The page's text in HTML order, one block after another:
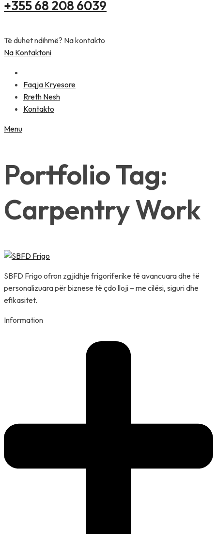
+355 68 208 6039
Të duhet ndihmë? Na kontakto
Na Kontaktoni
Faqja Kryesore
Rreth Nesh
Kontakto
Menu
Portfolio Tag:
Carpentry Work
SBFD Frigo ofron zgjidhje frigoriferike të avancuara dhe të
personalizuara për biznese të çdo lloji – me cilësi, siguri dhe
efikasitet.
Information